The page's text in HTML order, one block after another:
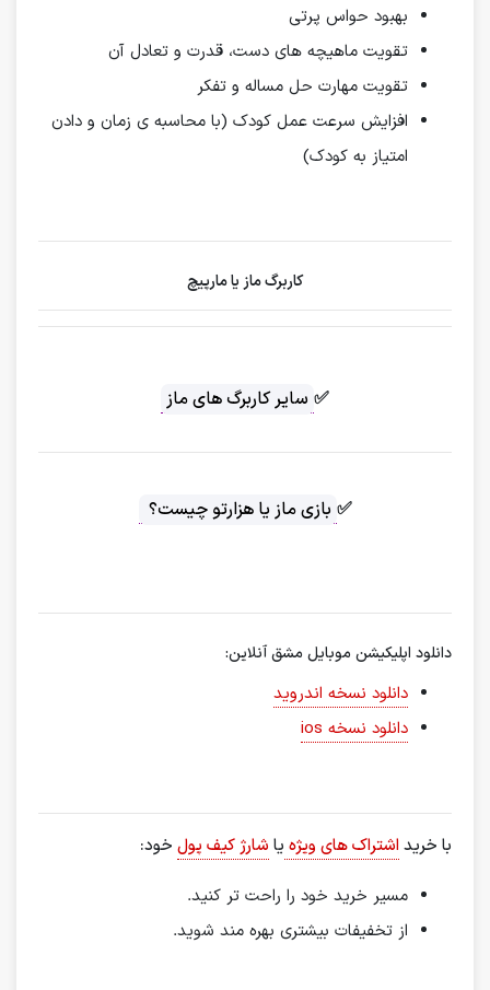
بهبود حواس پرتی
تقویت ماهیچه های دست، قدرت و تعادل آن
تقویت مهارت حل مساله و تفکر
افزایش سرعت عمل کودک (با محاسبه‌ ی زمان و دادن
امتیاز به کودک)
کاربرگ ماز یا مارپیچ
✅ سایر کاربرگ های ماز
✅ بازی ماز یا هزارتو چیست؟
دانلود اپلیکیشن موبایل مشق آنلاین:
دانلود نسخه اندروید
دانلود نسخه ios
با خرید اشتراک های ویژه یا شارژ کیف پول خود:
مسیر خرید خود را راحت تر کنید.
از تخفیفات بیشتری بهره مند شوید.